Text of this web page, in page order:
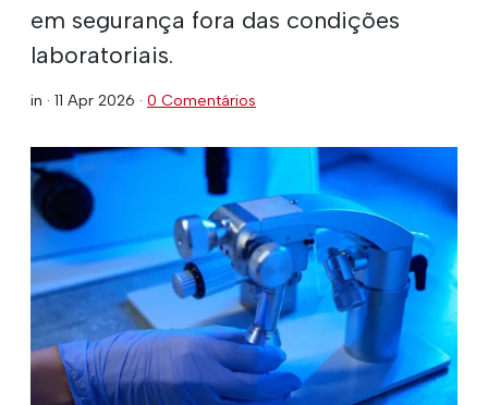
em segurança fora das condições
laboratoriais.
in · 11 Apr 2026 · 0 Comentários